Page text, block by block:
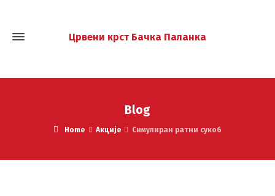
Црвени крст Бачка Паланка
Blog
Home Акције Симулиран ратни сукоб